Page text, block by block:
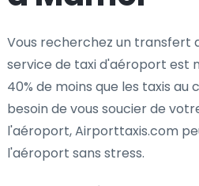
Vous recherchez un transfert
service de taxi d'aéroport est
40% de moins que les taxis
besoin de vous soucier de
l'aéroport, Airporttaxis.com
l'aéroport sans stress.